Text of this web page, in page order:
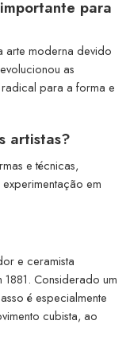
para
arte moderna devido
as
para a forma e
artistas?
e técnicas,
em
e ceramista
Considerado um
é especialmente
cubista, ao